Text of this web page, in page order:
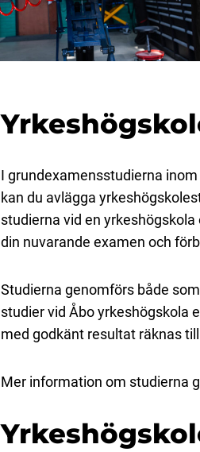
I grundexamensstudierna
kan du avlägga
studierna vid en
din nuvarande examen och
Studierna genomförs både
studier vid Åbo yrkeshögskola
med godkänt resultat räknas
Mer information om studierna